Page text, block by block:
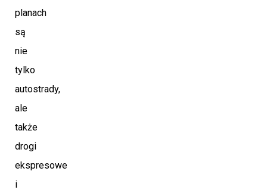
planach
są
nie
tylko
autostrady,
ale
także
drogi
ekspresowe
i